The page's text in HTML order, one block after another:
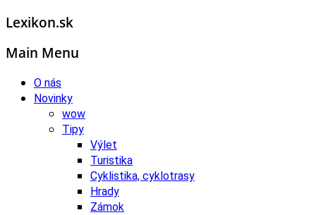
Lexikon.sk
Main Menu
O nás
Novinky
wow
Tipy
Výlet
Turistika
Cyklistika, cyklotrasy
Hrady
Zámok